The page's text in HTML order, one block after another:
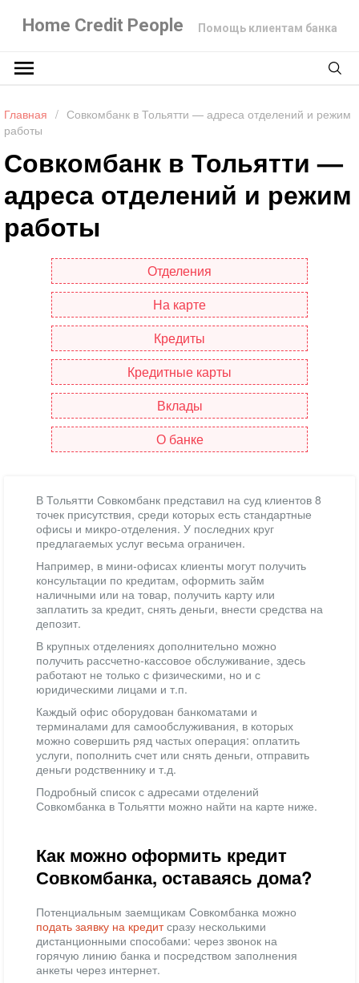
Home Credit People Помощь клиентам банка
Главная / Совкомбанк в Тольятти — адреса отделений и режим
работы
Совкомбанк в Тольятти —
адреса отделений и режим
работы
Отделения
На карте
Кредиты
Кредитные карты
Вклады
О банке
В Тольятти Совкомбанк представил на суд клиентов 8
точек присутствия, среди которых есть стандартные
офисы и микро-отделения. У последних круг
предлагаемых услуг весьма ограничен.
Например, в мини-офисах клиенты могут получить
консультации по кредитам, оформить займ
наличными или на товар, получить карту или
заплатить за кредит, снять деньги, внести средства на
депозит.
В крупных отделениях дополнительно можно
получить рассчетно-кассовое обслуживание, здесь
работают не только с физическими, но и с
юридическими лицами и т.п.
Каждый офис оборудован банкоматами и
терминалами для самообслуживания, в которых
можно совершить ряд частых операция: оплатить
услуги, пополнить счет или снять деньги, отправить
деньги родственнику и т.д.
Подробный список с адресами отделений
Совкомбанка в Тольятти можно найти на карте ниже.
Как можно оформить кредит
Совкомбанка, оставаясь дома?
Потенциальным заемщикам Совкомбанка можно
подать заявку на кредитсразу несколькими
дистанционными способами: через звонок на
горячую линию банка и посредством заполнения
анкеты через интернет.